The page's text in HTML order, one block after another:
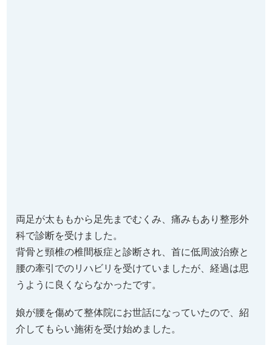
両足が太ももから足先までむくみ、痛みもあり整形外
科で診断を受けました。
背骨と頸椎の椎間板症と診断され、首に低周波治療と
腰の牽引でのリハビリを受けていましたが、経過は思
うように良くならなかったです。
娘が腰を傷めて整体院にお世話になっていたので、紹
介してもらい施術を受け始めました。